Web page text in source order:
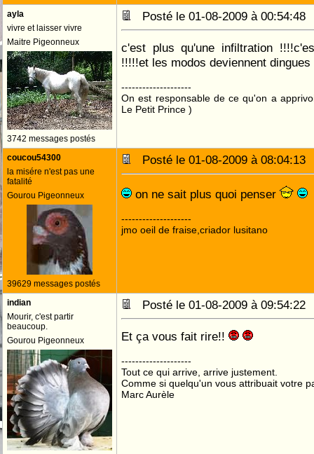
ayla
vivre et laisser vivre
Maitre Pigeonneux
3742 messages postés
Posté le 01-08-2009 à
c'est plus qu'une infiltration
!!!!!et les modos deviennent
--------------------
On est responsable de ce qu'on a
Le Petit Prince )
coucou54300
la misére n'est pas une
fatalité
Gourou Pigeonneux
39629 messages postés
Posté le 01-08-2009 à
on ne sait plus quoi penser
--------------------
jmo oeil de fraise,criador lusitano
indian
Mourir, c'est partir
beaucoup.
Gourou Pigeonneux
Posté le 01-08-2009 à
Et ça vous fait rire!!
--------------------
Tout ce qui arrive, arrive justement.
Comme si quelqu'un vous attribuait votre
Marc Aurèle